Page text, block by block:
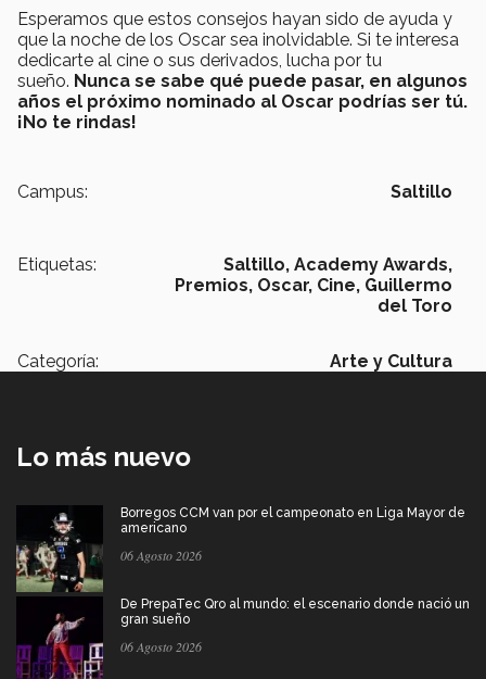
Esperamos que estos consejos hayan sido de ayuda y
que la noche de los Oscar sea inolvidable. Si te interesa
dedicarte al cine o sus derivados, lucha por tu
sueño. Nunca se sabe qué puede pasar, en algunos
años el próximo nominado al Oscar podrías ser tú.
¡No te rindas!
Campus: Saltillo
Etiquetas: Saltillo, Academy Awards,
Premios, Oscar, Cine, Guillermo
del Toro
Categoría: Arte y Cultura
Lo más nuevo
Borregos CCM van por el campeonato en Liga Mayor de
americano
06 Agosto 2026
De PrepaTec Qro al mundo: el escenario donde nació un
gran sueño
06 Agosto 2026